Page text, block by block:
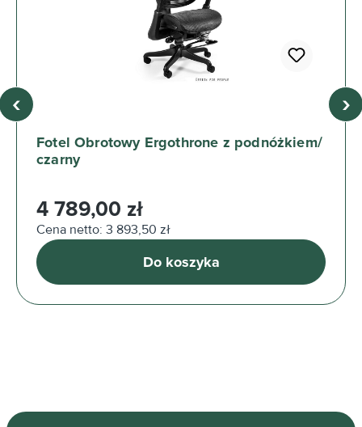
Fotel Obrotowy Ergothrone z podnóżkiem/
czarny
Cena regularna:
4 789,00 zł
Cena netto: 3 893,50 zł
Do koszyka
‹ ›